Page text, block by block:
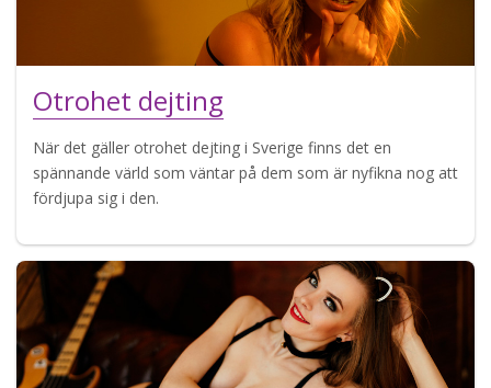
Otrohet dejting
När det gäller otrohet dejting i Sverige finns det en
spännande värld som väntar på dem som är nyfikna nog att
fördjupa sig i den.